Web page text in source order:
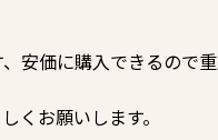
安価に購入できるので
くお願いします。